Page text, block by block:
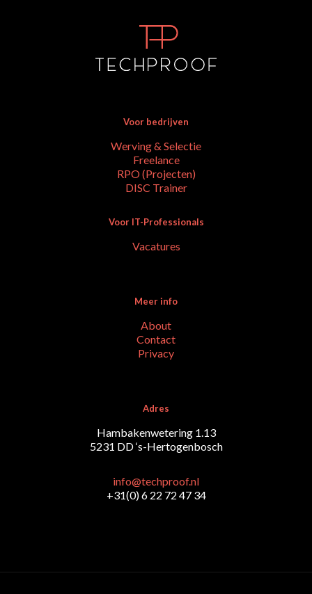
Voor bedrijven
Werving & Selectie
Freelance
RPO (Projecten)
DISC Trainer
Voor IT-Professionals
Vacatures
Meer info
About
Contact
Privacy
Adres
Hambakenwetering 1.13
5231 DD ‘s-Hertogenbosch
info@techproof.nl
+31(0) 6 22 72 47 34